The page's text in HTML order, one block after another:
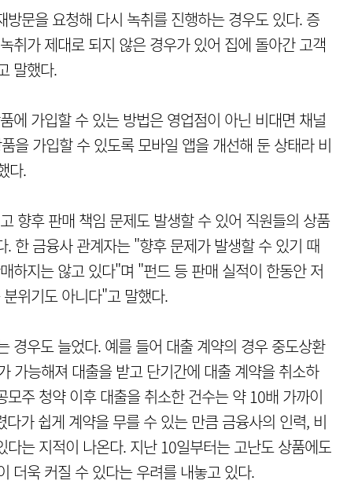
문을 요청해 다시 녹취를 진행하는 경우도 있다. 증
취가 제대로 되지 않은 경우가 있어 집에 돌아간 고객
말했다.
에 가입할 수 있는 방법은 영업점이 아닌 비대면 채널
을 가입할 수 있도록 모바일 앱을 개선해 둔 상태라 비
다.
향후 판매 책임 문제도 발생할 수 있어 직원들의 상품
한 금융사 관계자는 "향후 문제가 발생할 수 있기 때
하지는 않고 있다"며 "펀드 등 판매 실적이 한동안 저
위기도 아니다"고 말했다.
경우도 늘었다. 예를 들어 대출 계약의 경우 중도상환
가능해져 대출을 받고 단기간에 대출 계약을 취소하
주 청약 이후 대출을 취소한 건수는 약 10배 가까이
가 쉽게 계약을 무를 수 있는 만큼 금융사의 인력, 비
는 지적이 나온다. 지난 10일부터는 고난도 상품에도
더욱 커질 수 있다는 우려를 내놓고 있다.